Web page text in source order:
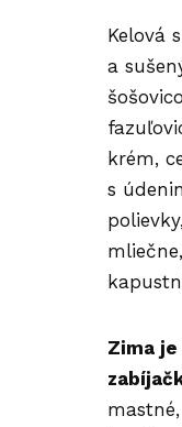
Kelová
a
krém,
s
Zima